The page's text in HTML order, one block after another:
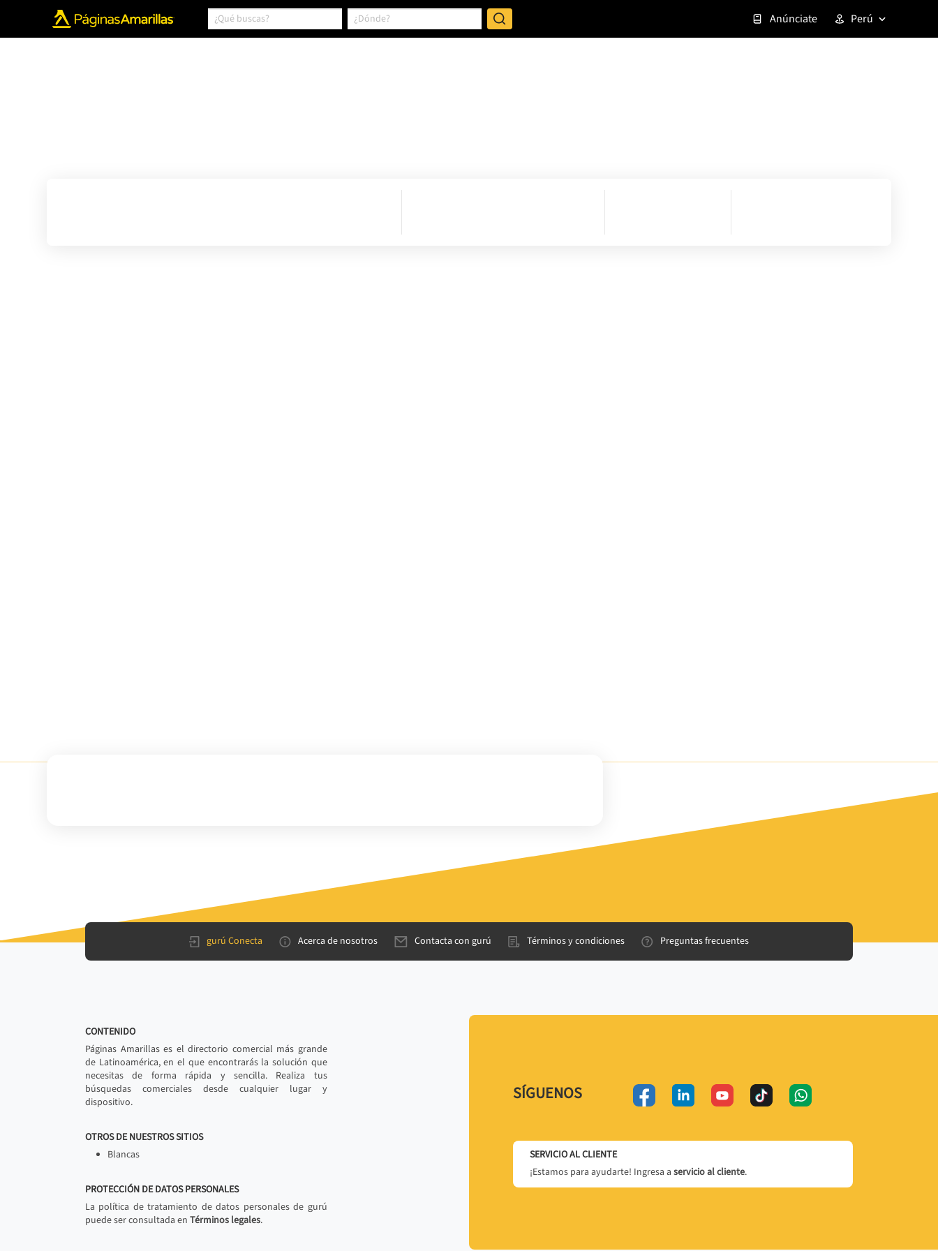
Anúnciate Perú
gurú Conecta Acerca de nosotros Contacta con gurú Términos y condiciones Preguntas frecuentes
CONTENIDO
Páginas Amarillas es el directorio comercial más grande
de Latinoamérica, en el que encontrarás la solución que
necesitas de forma rápida y sencilla. Realiza tus
búsquedas comerciales desde cualquier lugar y
dispositivo.
OTROS DE NUESTROS SITIOS
Blancas
PROTECCIÓN DE DATOS PERSONALES
La política de tratamiento de datos personales de gurú
puede ser consultada en Términos legales.
SÍGUENOS
SERVICIO AL CLIENTE
¡Estamos para ayudarte! Ingresa a servicio al cliente.